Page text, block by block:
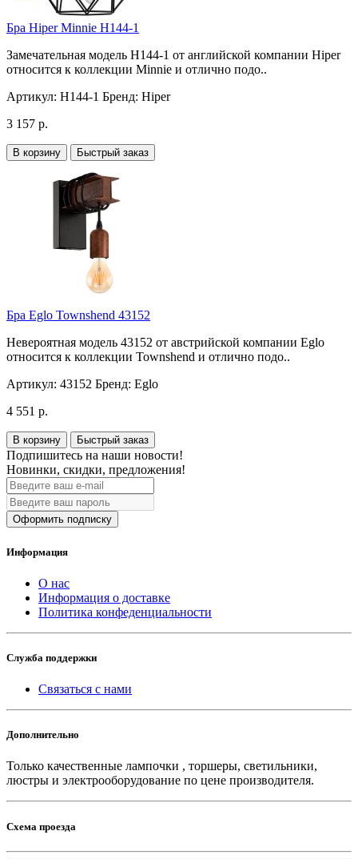
Бра Hiper Minnie H144-1
Замечательная модель H144-1 от английской компании Hiper
относится к коллекции Minnie и отлично подо..
Артикул: H144-1 Бренд: Hiper
3 157 р.
В корзину Быстрый заказ
Бра Eglo Townshend 43152
Невероятная модель 43152 от австрийской компании Eglo
относится к коллекции Townshend и отлично подо..
Артикул: 43152 Бренд: Eglo
4 551 р.
В корзину Быстрый заказ
Подпишитесь на наши новости!
Новинки, скидки, предложения!
Оформить подписку
Информация
О нас
Информация о доставке
Политика конфеденциальности
Служба поддержки
Связаться с нами
Дополнительно
Только качественные лампочки , торшеры, светильники,
люстры и электрооборудование по цене производителя.
Схема проезда